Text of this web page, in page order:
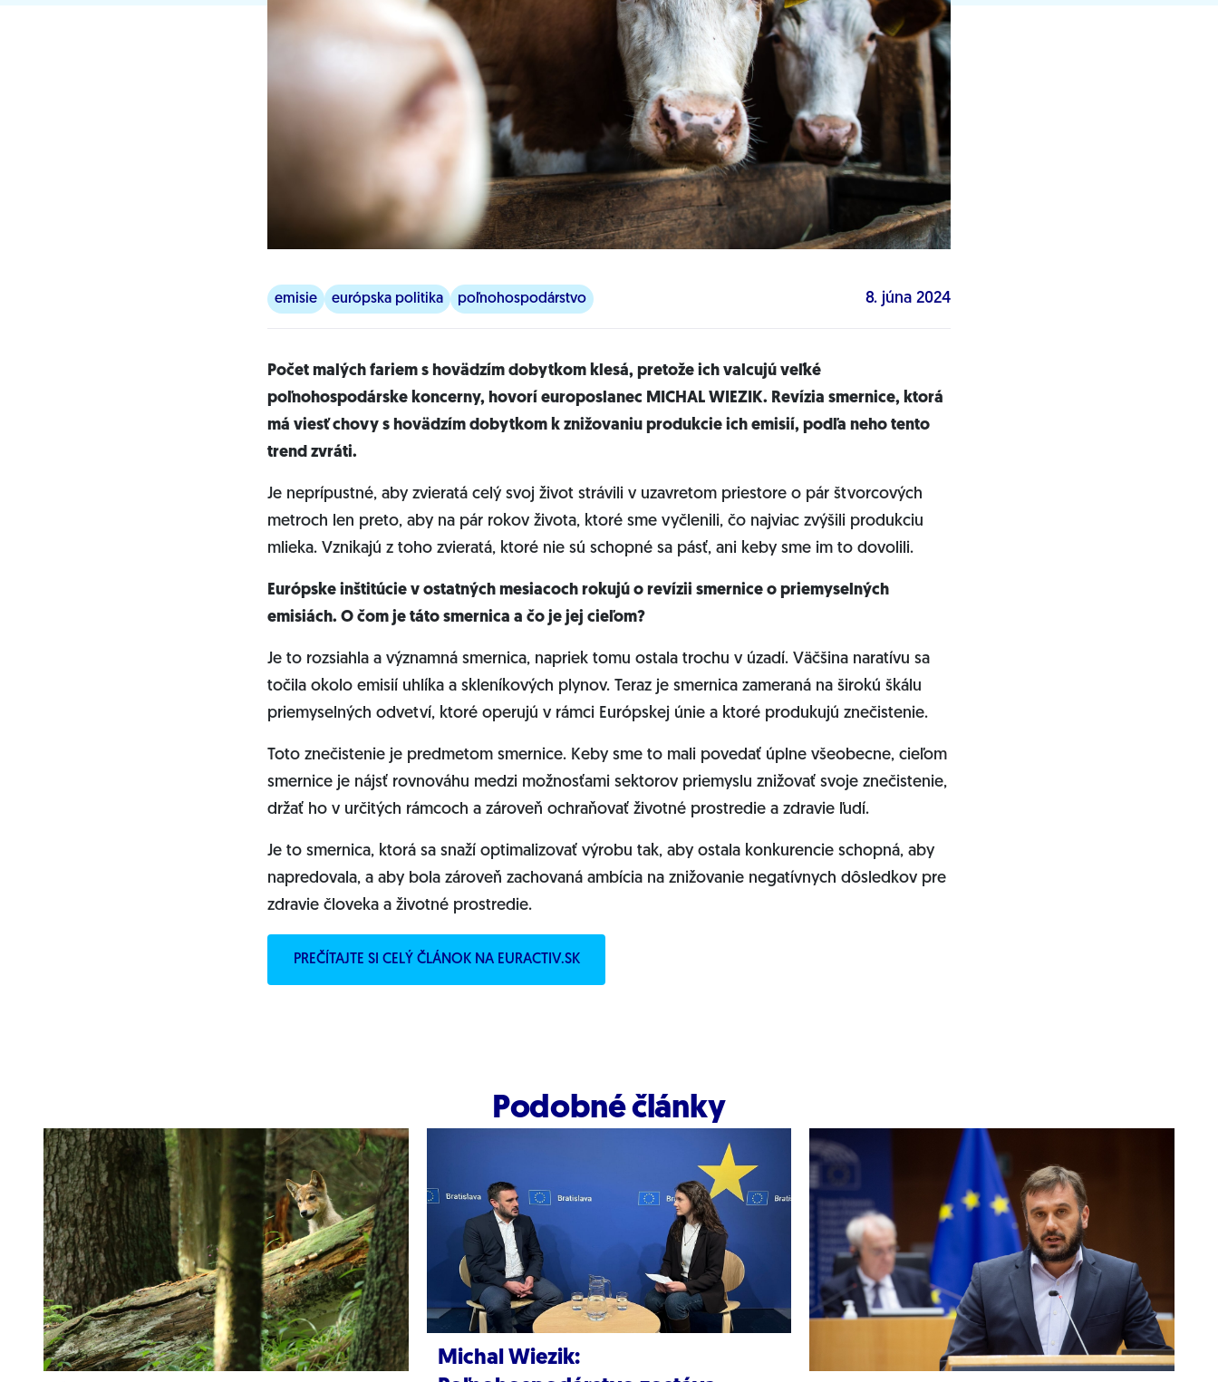
emisie európska politika poľnohospodárstvo 8. júna 2024
Počet malých fariem s hovädzím dobytkom klesá, pretože ich valcujú veľké
poľnohospodárske koncerny, hovorí europoslanec MICHAL WIEZIK. Revízia smernice, ktorá
má viesť chovy s hovädzím dobytkom k znižovaniu produkcie ich emisií, podľa neho tento
trend zvráti.
Je neprípustné, aby zvieratá celý svoj život strávili v uzavretom priestore o pár štvorcových
metroch len preto, aby na pár rokov života, ktoré sme vyčlenili, čo najviac zvýšili produkciu
mlieka. Vznikajú z toho zvieratá, ktoré nie sú schopné sa pásť, ani keby sme im to dovolili.
Európske inštitúcie v ostatných mesiacoch rokujú o revízii smernice o priemyselných
emisiách. O čom je táto smernica a čo je jej cieľom?
Je to rozsiahla a významná smernica, napriek tomu ostala trochu v úzadí. Väčšina naratívu sa
točila okolo emisií uhlíka a skleníkových plynov. Teraz je smernica zameraná na širokú škálu
priemyselných odvetví, ktoré operujú v rámci Európskej únie a ktoré produkujú znečistenie.
Toto znečistenie je predmetom smernice. Keby sme to mali povedať úplne všeobecne, cieľom
smernice je nájsť rovnováhu medzi možnosťami sektorov priemyslu znižovať svoje znečistenie,
držať ho v určitých rámcoch a zároveň ochraňovať životné prostredie a zdravie ľudí.
Je to smernica, ktorá sa snaží optimalizovať výrobu tak, aby ostala konkurencie schopná, aby
napredovala, a aby bola zároveň zachovaná ambícia na znižovanie negatívnych dôsledkov pre
zdravie človeka a životné prostredie.
PREČÍTAJTE SI CELÝ ČLÁNOK NA EURACTIV.SK
Podobné články
Michal Wiezik: